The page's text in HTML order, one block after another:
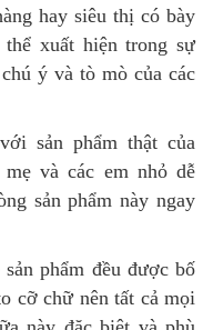
hay siêu thị có bày
xuất hiện trong sự
ý và tò mò của các
sản phẩm thật của
và các em nhỏ dễ
sản phẩm này ngay
phẩm đều được bố
cỡ chữ nên tất cả mọi